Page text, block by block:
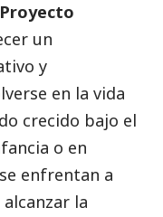
Proyecto
un
y
en la vida
crecido bajo el
o en
enfrentan a
la